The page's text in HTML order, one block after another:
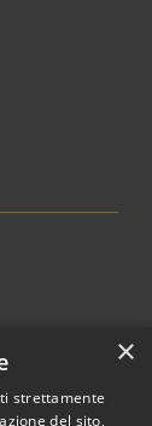
×
strettamente
del sito,